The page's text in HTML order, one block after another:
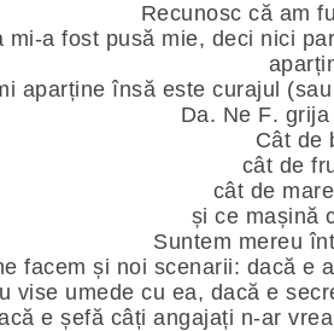
Recunosc că am
mi-a fost pusă mie, deci nici
aparține însă este curajul
Da. Ne F.
Cât de
cât de
cât de
și ce mașină
Suntem mereu
facem și noi scenarii: dacă e
vise umede cu ea, dacă e
e șefă câți angajați n-ar